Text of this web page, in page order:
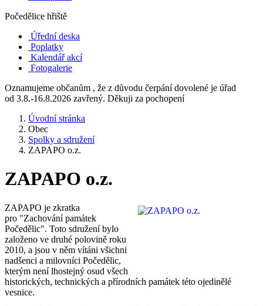
Počedělice hřiště
Úřední deska
Poplatky
Kalendář akcí
Fotogalerie
Oznamujeme občanům , že z důvodu čerpání dovolené je úřad
od 3.8.-16.8.2026 zavřený. Děkuji za pochopení
Úvodní stránka
Obec
Spolky a sdružení
ZAPAPO o.z.
ZAPAPO o.z.
ZAPAPO je zkratka
pro "Zachování památek
Počedělic". Toto sdružení bylo
založeno ve druhé polovině roku
2010, a jsou v něm vítáni všichni
nadšenci a milovníci Počedělic,
kterým není lhostejný osud všech
historických, technických a přírodních památek této ojedinělé
vesnice.